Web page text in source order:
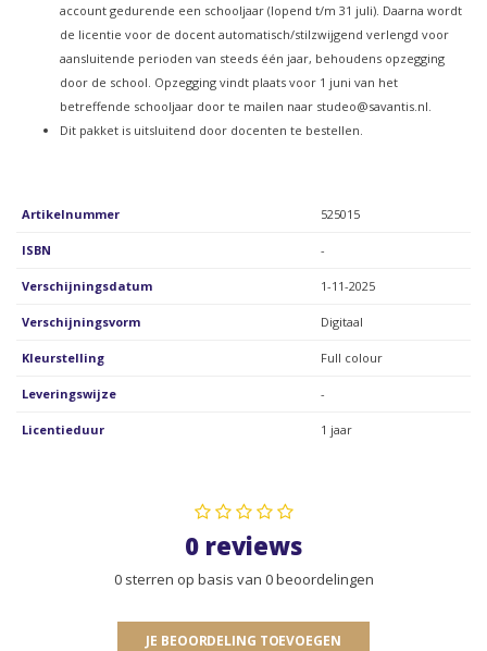
account gedurende een schooljaar (lopend t/m 31 juli). Daarna wordt
de licentie voor de docent automatisch/stilzwijgend verlengd voor
aansluitende perioden van steeds één jaar, behoudens opzegging
door de school. Opzegging vindt plaats voor 1 juni van het
betreffende schooljaar door te mailen naar studeo@savantis.nl
Dit pakket is uitsluitend door docenten te bestellen.
Artikelnummer 525015
ISBN -
Verschijningsdatum 1-11-2025
Verschijningsvorm Digitaal
Kleurstelling Full colour
Leveringswijze -
Licentieduur 1 jaar
0 reviews
0 sterren op basis van 0 beoordelingen
JE BEOORDELING TOEVOEGEN